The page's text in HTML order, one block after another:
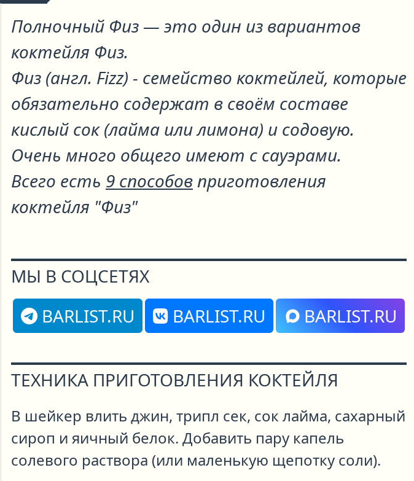
Полночный Физ— это один из вариантов
коктейля Физ.
Физ (англ. Fizz) - семейство коктейлей, которые
обязательно содержат в своём составе
кислый сок (лайма или лимона) и содовую.
Очень много общего имеют с сауэрами.
Всего есть 9 способовприготовления
коктейля "Физ"
МЫ В СОЦСЕТЯХ
BARLIST.RU
BARLIST.RU BARLIST.RU
ТЕХНИКА ПРИГОТОВЛЕНИЯ КОКТЕЙЛЯ
В шейкер влить джин, трипл сек, сок лайма, сахарный
сироп и яичный белок. Добавить пару капель
солевого раствора (или маленькую щепотку соли).